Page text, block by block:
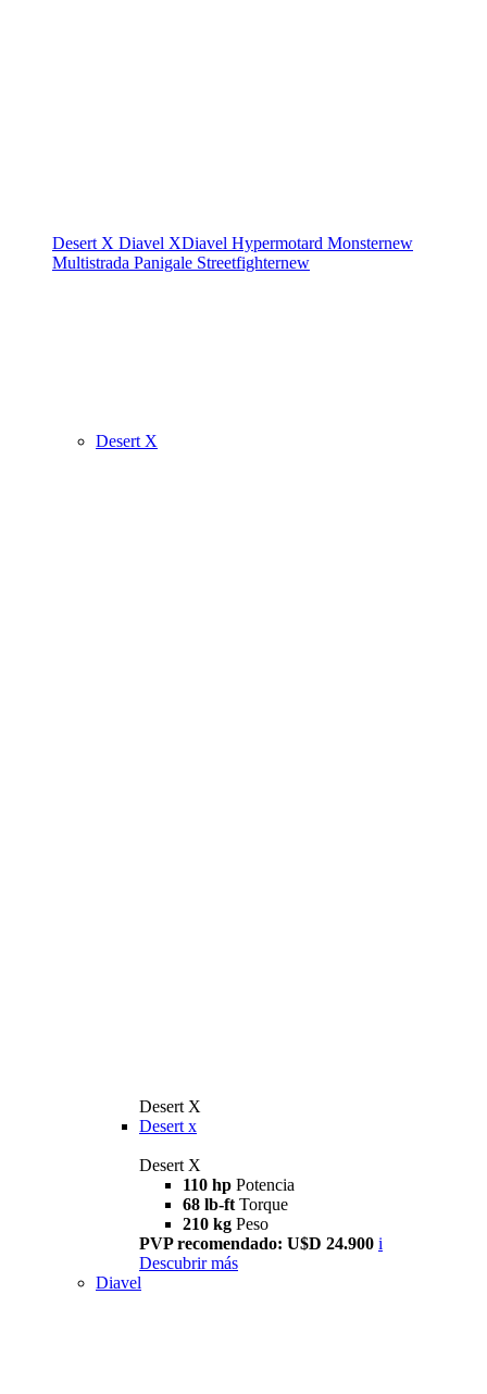
Desert X Diavel XDiavel Hypermotard Monsternew
Multistrada Panigale Streetfighternew
Desert X
Desert X
Desert x
Desert X
110 hp Potencia
68 lb-ft Torque
210 kg Peso
PVP recomendado: U$D 24.900 i
Descubrir más
Diavel